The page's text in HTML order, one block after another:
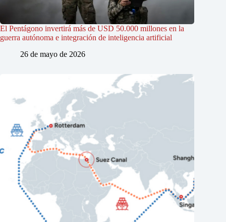
El Pentágono invertirá más de USD 50.000 millones en la
guerra autónoma e integración de inteligencia artificial
26 de mayo de 2026